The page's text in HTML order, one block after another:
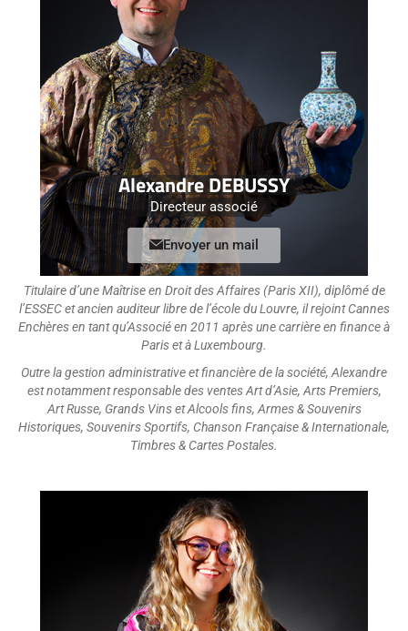
Alexandre DEBUSSY
Directeur associé
Envoyer un mail
Titulaire d’une Maîtrise en Droit des Affaires (Paris XII), diplômé de
l’ESSEC et ancien auditeur libre de l’école du Louvre, il rejoint Cannes
Enchères en tant qu’Associé en 2011 après une carrière en finance à
Paris et à Luxembourg.
Outre la gestion administrative et financière de la société, Alexandre
est notamment responsable des ventes Art d’Asie, Arts Premiers,
Art Russe, Grands Vins et Alcools fins, Armes & Souvenirs
Historiques, Souvenirs Sportifs, Chanson Française & Internationale,
Timbres & Cartes Postales.